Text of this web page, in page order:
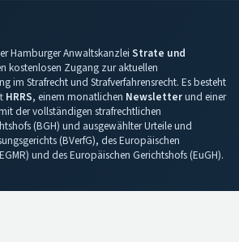
Hamburger Anwaltskanzlei Strate und
kostenlosen Zugang zur aktuellen
im Strafrecht und Strafverfahrensrecht. Es besteht
HRRS, einem monatlichen Newsletterund einer
der vollständigen strafrechtlichen
(BGH) und ausgewählter Urteile und
(BVerfG), des Europäischen
und des Europäischen Gerichtshofs (EuGH).